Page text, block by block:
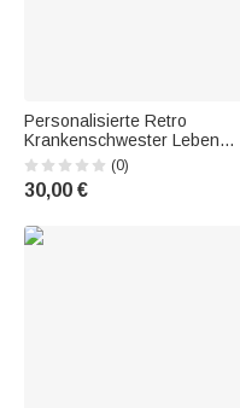
Personalisierte Retro
Krankenschwester Leben
30oz Sublimation Becher mit
Namen Krankenschwester
Woche Arzt Tag Graduierung
(0)
30,00 €